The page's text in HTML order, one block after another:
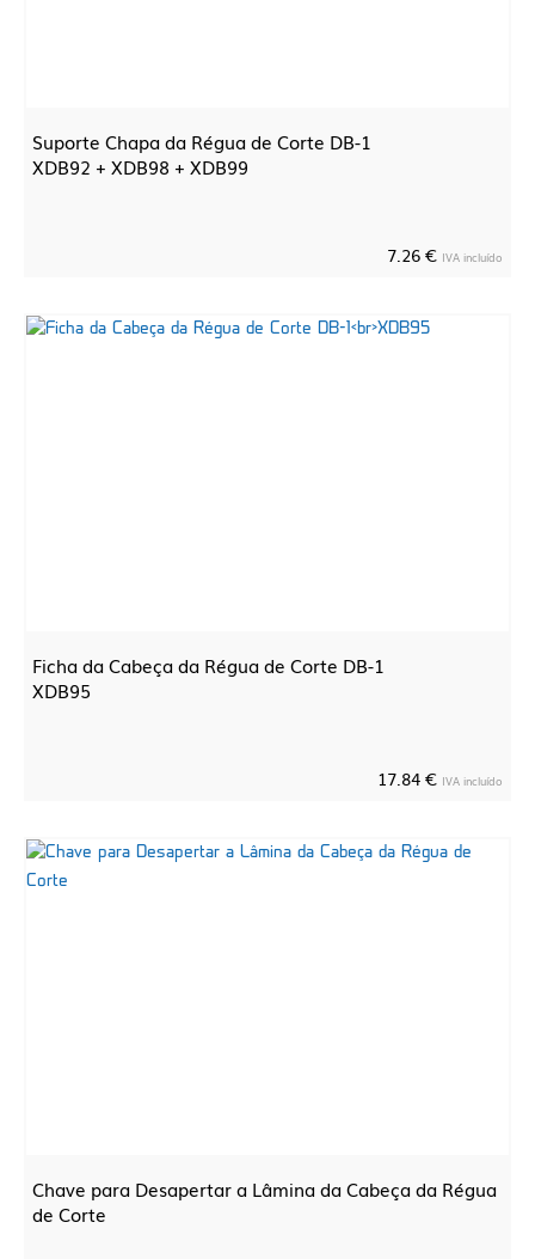
Suporte Chapa da Régua de Corte DB-1
XDB92 + XDB98 + XDB99
7.26 € IVA incluído
Ficha da Cabeça da Régua de Corte DB-1
XDB95
17.84 € IVA incluído
Chave para Desapertar a Lâmina da Cabeça da Régua
de Corte